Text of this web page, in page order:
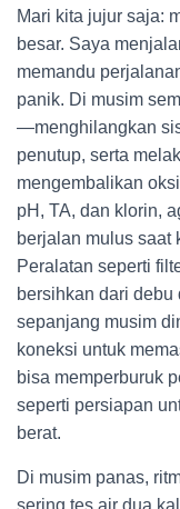
Mari kita jujur saja:
besar. Saya
memandu
panik. Di musim
—menghilangkan
penutup, serta
mengembalikan
pH, TA, dan klorin,
berjalan mulus saat
Peralatan seperti
bersihkan dari
sepanjang musim
koneksi untuk
bisa memperburuk
seperti persiapan
berat.
Di musim panas,
sering tes air dua